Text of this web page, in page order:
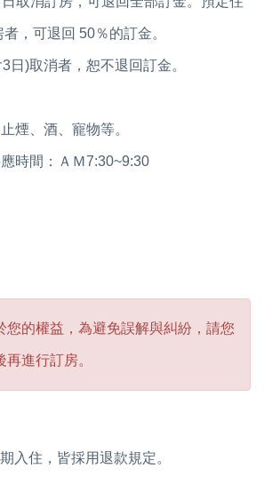
，可退回 50％的訂金。
日)取消者，恕不退回訂金。
煙、酒、寵物等。
時間：ＡＭ7:30~9:30
您的權益，為避免誤解與糾紛，請您
進行訂房。
入住，皆採用退款規定。